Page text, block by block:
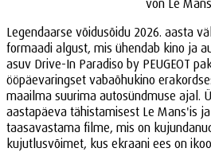
Legendaarse võidusõidu 2026. aasta
formaadi algust, mis ühendab kino ja
asuv Drive-In Paradiso by PEUGEOT
ööpäevaringset vabaõhukino
maailma suurima autosündmuse ajal.
aastapäeva tähistamisest Le Mans'is
taasavastama filme, mis on
kujutlusvõimet, kus ekraani ees on